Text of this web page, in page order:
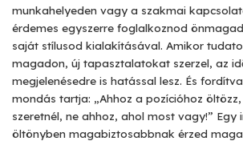
munkahelyeden vagy a szakmai
érdemes egyszerre foglalkoznod
saját stílusod kialakításával. Amikor
magadon, új tapasztalatokat szerzel, az
megjelenésedre is hatással lesz. És
mondás tartja: „Ahhoz a pozícióhoz
szeretnél, ne ahhoz, ahol most vagy!” Egy
öltönyben magabiztosabbnak érzed